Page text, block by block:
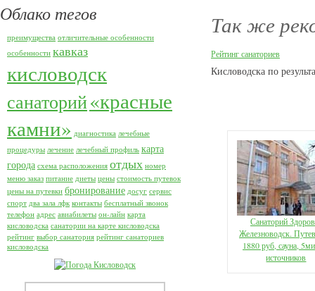
Облако тегов
преимущества отличительные особенности
особенности кавказ
кисловодск
санаторий«красные
камни» диагностика лечебные
процедуры лечение лечебный профиль карта
города схема расположения отдых номер
меню заказ питание диеты цены стоимость путевок
цены на путевки бронирование досуг сервис
спорт два зала лфк контакты бесплатный звонок
телефон адрес авиабилеты он-лайн карта
кисловодска санатории на карте кисловодска
рейтинг выбор санатория рейтинг санаториев
кисловодска
Так же
Рейтинг санаториев
Кисловодска по
Санаторий
Железноводск.
1880 руб, сауна,
источников